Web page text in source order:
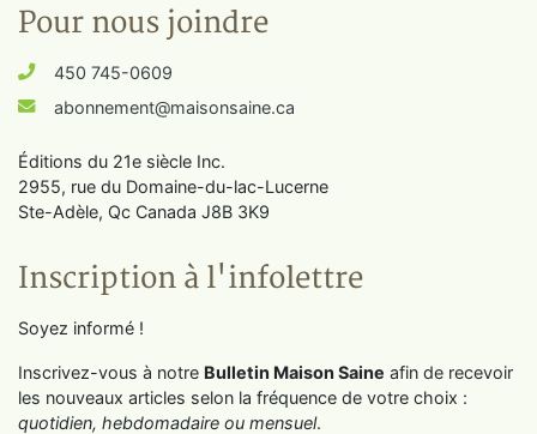
Pour nous joindre
450 745-0609
abonnement@maisonsaine.ca
Éditions du 21e siècle Inc.
2955, rue du Domaine-du-lac-Lucerne
Ste-Adèle, Qc Canada J8B 3K9
Inscription à l'infolettre
Soyez informé !
Inscrivez-vous à notre Bulletin Maison Saine afin de recevoir
les nouveaux articles selon la fréquence de votre choix :
quotidien, hebdomadaire ou mensuel.